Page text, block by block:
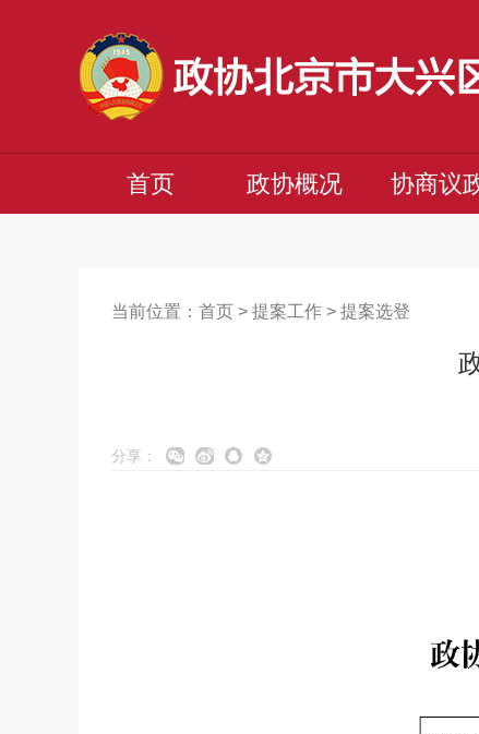
首页 政协概况 协商议
当前位置： 首页 > 提案工作 > 提案选登
分享：